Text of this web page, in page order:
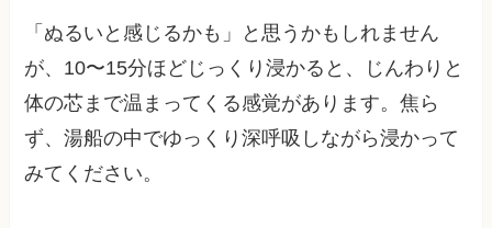
「ぬるいと感じるかも」と思うかもしれません
が、10〜15分ほどじっくり浸かると、じんわりと
体の芯まで温まってくる感覚があります。焦ら
ず、湯船の中でゆっくり深呼吸しながら浸かって
みてください。